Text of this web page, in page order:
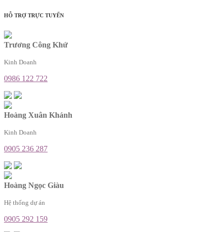
HỖ TRỢ TRỰC TUYẾN
Trương Công Khứ
Kinh Doanh
0986 122 722
Hoàng Xuân Khánh
Kinh Doanh
0905 236 287
Hoàng Ngọc Giàu
Hệ thống dự án
0905 292 159